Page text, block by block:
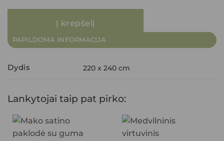
Į krepšelį
PAPILDOMA INFORMACIJA
Dydis 220 x 240 cm
Lankytojai taip pat pirko: